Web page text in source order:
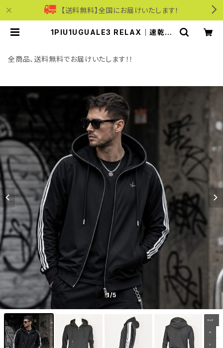
【送料無料】全国にお届けいたします！
1PIU1UGUALE3 RELAX｜速乾ジ
uso-25053 ブラック | モリワンワ
ールドオンラインショップ｜ビジネス・
全商品、送料無料でお届けいたします！！
1/5